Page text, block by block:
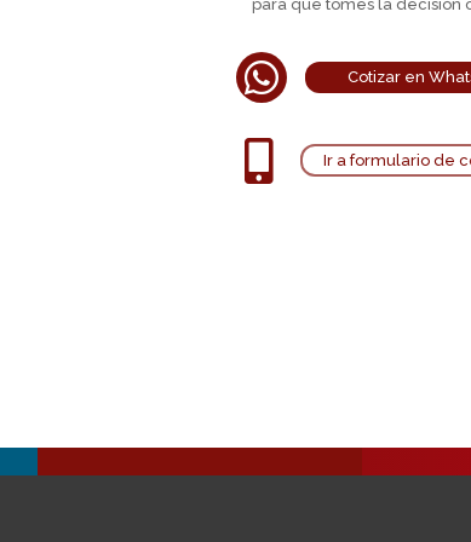
para que tomes la decisión
 Cotizar en
 Ir a formulario de